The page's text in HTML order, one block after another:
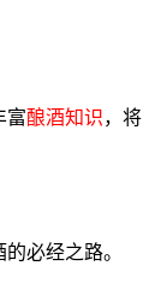
富酿酒知识，将
必经之路。